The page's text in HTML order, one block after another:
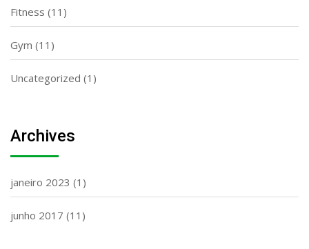
Fitness (11)
Gym (11)
Uncategorized (1)
Archives
janeiro 2023 (1)
junho 2017 (11)